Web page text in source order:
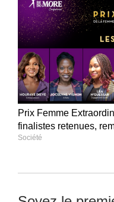
Prix Femme
finalistes retenues,
Société